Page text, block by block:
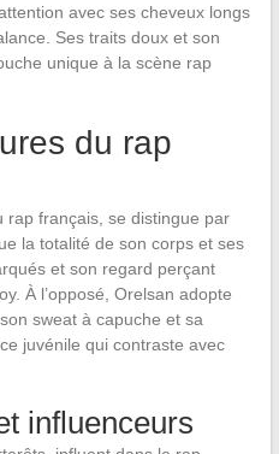
avec ses cheveux longs
Ses traits doux et son
unique à la scène rap
du rap
rap français, se distingue par
la totalité de son corps et ses
et son regard perçant
À l’opposé, Orelsan adopte
sweat à capuche et sa
juvénile qui contraste avec
influenceurs